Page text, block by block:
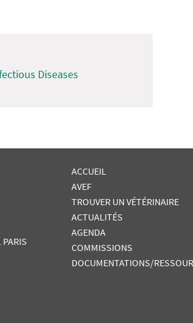
Diseases
ACCUEIL
AVEF
TROUVER UN VÉTÉRINAIRE
ACTUALITÉS
AGENDA
COMMISSIONS
DOCUMENTATIONS/